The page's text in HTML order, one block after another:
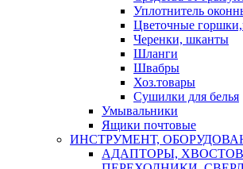
Уплотнитель
Цветочные
Черенки, шканты
Шланги
Швабры
Хоз.товары
Сушилки для белья
Умывальники
Ящики почтовые
ИНСТРУМЕНТ,
АДАПТОРЫ,